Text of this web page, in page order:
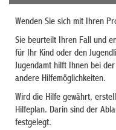
Wenden Sie sich mit Ihren
Sie beurteilt Ihren Fall und
für Ihr Kind oder den
Jugendamt hilft Ihnen bei
andere Hilfemöglichkeiten.
Wird die Hilfe gewährt,
Hilfeplan. Darin sind der
festgelegt.